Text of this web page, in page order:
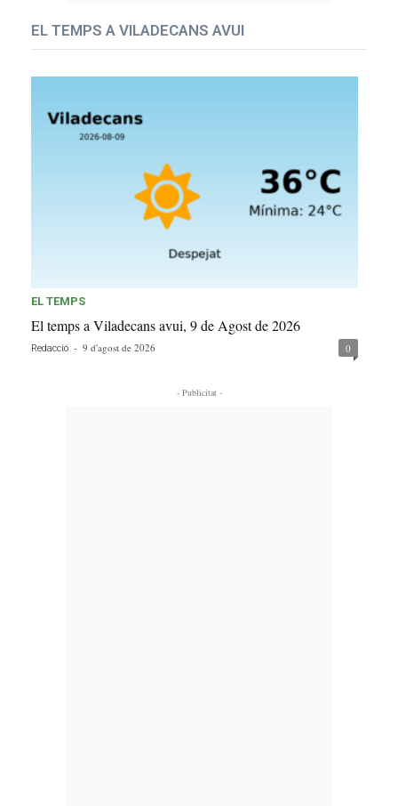
EL TEMPS A VILADECANS AVUI
EL TEMPS
El temps a Viladecans avui, 9 de Agost de 2026
Redacció - 9 d'agost de 2026 0
- Publicitat -